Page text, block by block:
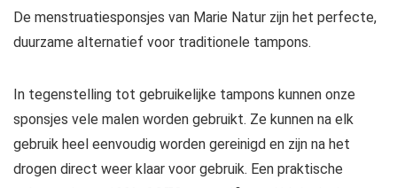
De menstruatiesponsjes van Marie Natur zijn het perfecte,
duurzame alternatief voor traditionele tampons.
In tegenstelling tot gebruikelijke tampons kunnen onze
sponsjes vele malen worden gebruikt. Ze kunnen na elk
gebruik heel eenvoudig worden gereinigd en zijn na het
drogen direct weer klaar voor gebruik. Een praktische